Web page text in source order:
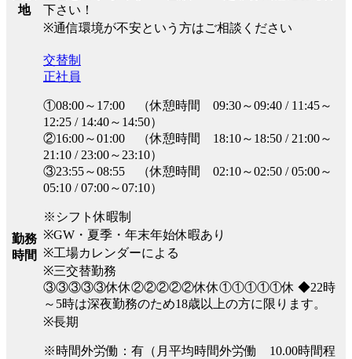
地
下さい！
※通信環境が不安という方はご相談ください
勤務
時間
交替制
正社員
①08:00～17:00 （休憩時間 09:30～09:40 / 11:45～
12:25 / 14:40～14:50）
②16:00～01:00 （休憩時間 18:10～18:50 / 21:00～
21:10 / 23:00～23:10）
③23:55～08:55 （休憩時間 02:10～02:50 / 05:00～
05:10 / 07:00～07:10）
※シフト休暇制
※GW・夏季・年末年始休暇あり
※工場カレンダーによる
※三交替勤務
③③③③③休休②②②②②休休①①①①①休 ◆22時
～5時は深夜勤務のため18歳以上の方に限ります。
※長期
※時間外労働：有（月平均時間外労働 10.00時間程